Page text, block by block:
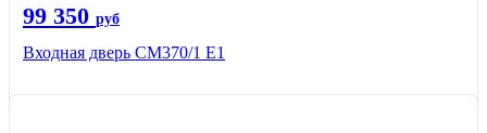
99 350 руб
Входная дверь СМ370/1 Е1